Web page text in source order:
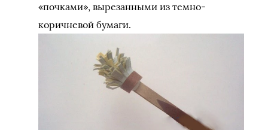
«почками», вырезанными из темно-
коричневой бумаги.